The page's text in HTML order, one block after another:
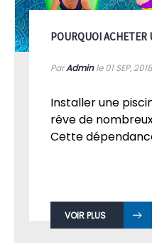
POURQUOI ACHETER
ParAdminle 01SEP, 2018
Installer une
rêve de
Cette
VOIR PLUS